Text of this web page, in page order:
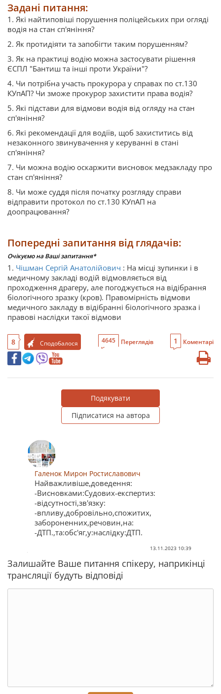
Задані питання:
1. Які найтиповіші порушення поліцейських при огляді
водія на стан сп'яніння?
2. Як протидіяти та запобігти таким порушенням?
3. Як на практиці водію можна застосувати рішення
ЄСПЛ "Бантиш та інші проти України"?
4. Чи потрібна участь прокурора у справах по ст.130
КУпАП? Чи зможе прокурор захистити права водія?
5. Які підстави для відмови водія від огляду на стан
сп'яніння?
6. Які рекомендації для водіїв, щоб захиститись від
незаконного звинувачення у керуванні в стані
сп'яніння?
7. Чи можна водію оскаржити висновок медзакладу про
стан сп'яніння?
8. Чи може суддя після початку розгляду справи
відправити протокол по ст.130 КУпАП на
доопрацювання?
Попередні запитання від глядачів:
Очікуємо на Ваші запитання*
1. Чішман Сергій Анатолійович : На місці зупинки і в
медичному закладі водій відмовляється від
проходження драгеру, але погоджується на відібрання
біологічного зразку (кров). Правомірність відмови
медичного закладу в відібранні біологічного зразка і
правові наслідки такої відмови
8 Сподобалося 4645 Переглядів 1 Коментарі
Подякувати
Підписатися на автора
Галенок Мирон Ростиславович
Найважливіше,доведення:
-Висновками:Судових-експертиз:
-відсутності,зв'язку:
-впливу,добровільно,спожитих,
забороненних,речовин,на:
-ДТП.,та:обс'яг,у:наслідку:ДТП.
13.11.2023 10:39
Залишайте Ваше питання спікеру, наприкінці
трансляції будуть відповіді